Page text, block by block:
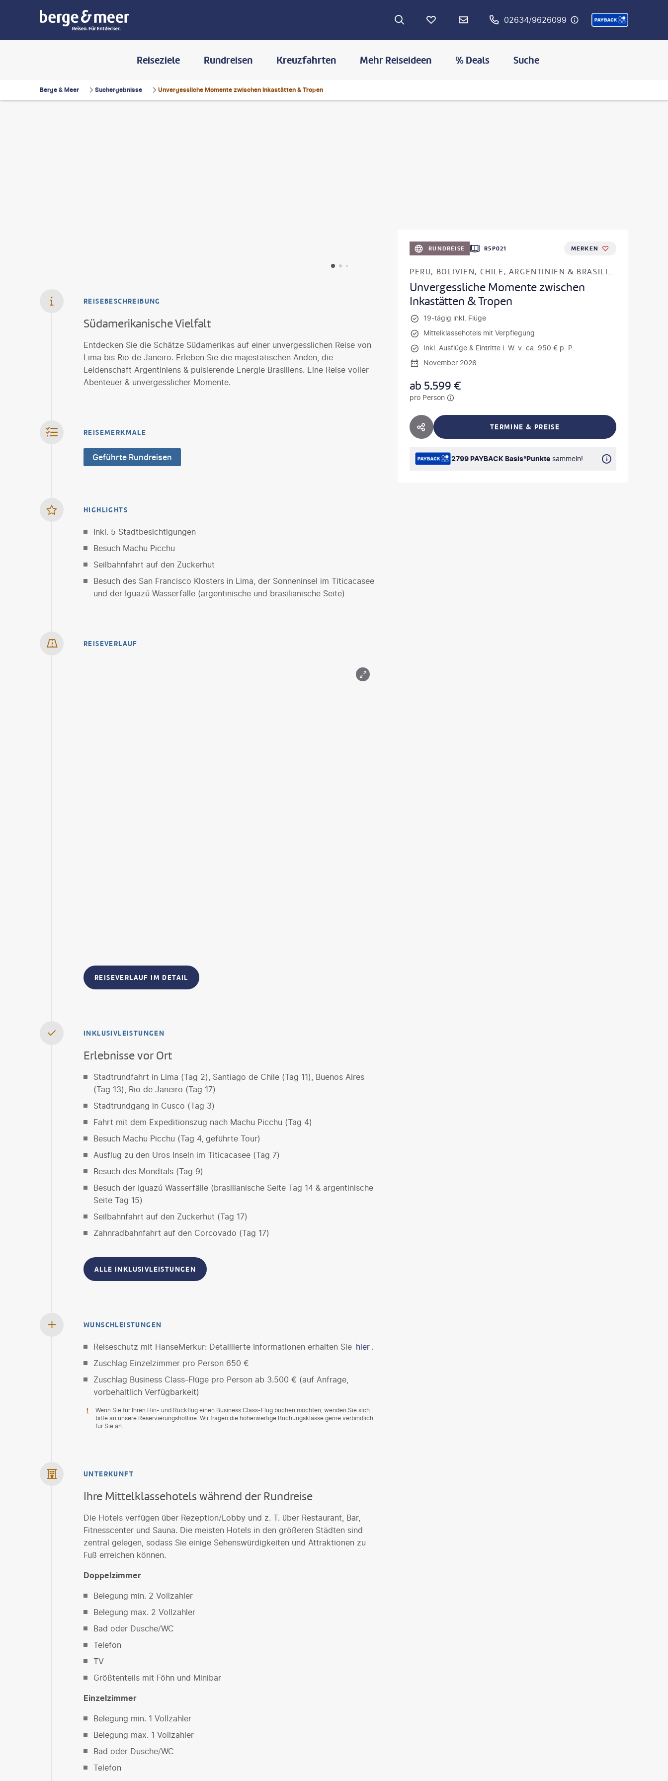
02634/9626099
Reiseziele Rundreisen Kreuzfahrten Mehr Reiseideen % Deals Suche
Berge & Meer Suchergebnisse Unvergessliche Momente zwischen Inkastätten & Tropen
RUNDREISE R5P021 MERKEN
PERU, BOLIVIEN, CHILE, ARGENTINIEN & BRASILIEN
Unvergessliche Momente zwischen
Inkastätten & Tropen
19-tägig inkl. Flüge
Mittelklassehotels mit Verpflegung
Inkl. Ausflüge & Eintritte i. W. v. ca. 950 € p. P.
November 2026
ab 5.599 €
pro Person
HOTEL TEILEN TERMINE & PREISE
2799 PAYBACK Basis°Punkte sammeln!
REISEBESCHREIBUNG
Südamerikanische Vielfalt
Entdecken Sie die Schätze Südamerikas auf einer unvergesslichen Reise von
Lima bis Rio de Janeiro. Erleben Sie die majestätischen Anden, die
Leidenschaft Argentiniens & pulsierende Energie Brasiliens. Eine Reise voller
Abenteuer & unvergesslicher Momente.
REISEMERKMALE
Geführte Rundreisen
HIGHLIGHTS
Inkl. 5 Stadtbesichtigungen
Besuch Machu Picchu
Seilbahnfahrt auf den Zuckerhut
Besuch des San Francisco Klosters in Lima, der Sonneninsel im Titicacasee
und der Iguazú Wasserfälle (argentinische und brasilianische Seite)
REISEVERLAUF
REISEVERLAUF IM DETAIL
INKLUSIVLEISTUNGEN
Erlebnisse vor Ort
Stadtrundfahrt in Lima (Tag 2), Santiago de Chile (Tag 11), Buenos Aires
(Tag 13), Rio de Janeiro (Tag 17)
Stadtrundgang in Cusco (Tag 3)
Fahrt mit dem Expeditionszug nach Machu Picchu (Tag 4)
Besuch Machu Picchu (Tag 4, geführte Tour)
Ausflug zu den Uros Inseln im Titicacasee (Tag 7)
Besuch des Mondtals (Tag 9)
Besuch der Iguazú Wasserfälle (brasilianische Seite Tag 14 & argentinische
Seite Tag 15)
Seilbahnfahrt auf den Zuckerhut (Tag 17)
Zahnradbahnfahrt auf den Corcovado (Tag 17)
ALLE INKLUSIVLEISTUNGEN
WUNSCHLEISTUNGEN
Reiseschutz mit HanseMerkur: Detaillierte Informationen erhalten Sie hier .
Zuschlag Einzelzimmer pro Person 650 €
Zuschlag Business Class-Flüge pro Person ab 3.500 € (auf Anfrage,
vorbehaltlich Verfügbarkeit)
Wenn Sie für Ihren Hin- und Rückflug einen Business Class-Flug buchen möchten, wenden Sie sich
bitte an unsere Reservierungshotline. Wir fragen die höherwertige Buchungsklasse gerne verbindlich
für Sie an.
UNTERKUNFT
Ihre Mittelklassehotels während der Rundreise
Die Hotels verfügen über Rezeption/Lobby und z. T. über Restaurant, Bar,
Fitnesscenter und Sauna. Die meisten Hotels in den größeren Städten sind
zentral gelegen, sodass Sie einige Sehenswürdigkeiten und Attraktionen zu
Fuß erreichen können.
Doppelzimmer
Belegung min. 2 Vollzahler
Belegung max. 2 Vollzahler
Bad oder Dusche/WC
Telefon
TV
Größtenteils mit Föhn und Minibar
Einzelzimmer
Belegung min. 1 Vollzahler
Belegung max. 1 Vollzahler
Bad oder Dusche/WC
Telefon